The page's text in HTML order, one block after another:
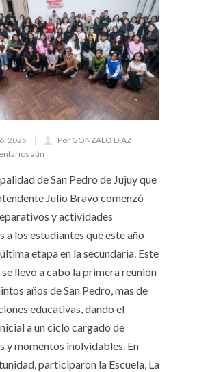
2025
Por GONZALO DIAZ
aún
de San Pedro de Jujuy que
Julio Bravo comenzó
y actividades
a los estudiantes que este año
etapa en la secundaria. Este
llevó a cabo la primera reunión
años de San Pedro, mas de
educativas, dando el
a un ciclo cargado de
y momentos inolvidables. En
participaron la Escuela, La